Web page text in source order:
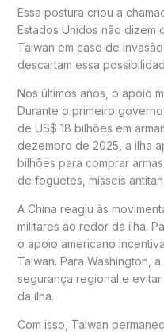
Essa postura criou a
Estados Unidos não dizem
Taiwan em caso de
descartam essa
Nos últimos anos, o apoio
Durante o primeiro
de US$ 18 bilhões em
dezembro de 2025, a ilha
bilhões para comprar
de foguetes, mísseis
A China reagiu às
militares ao redor da ilha.
o apoio americano
Taiwan. Para Washington,
segurança regional e
da ilha.
Com isso, Taiwan